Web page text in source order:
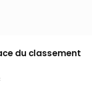
du classement